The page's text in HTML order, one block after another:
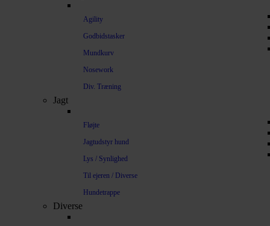
Agility
Godbidstasker
Mundkurv
Nosework
Div. Træning
Jagt
Fløjte
Jagtudstyr hund
Lys / Synlighed
Til ejeren / Diverse
Hundetrappe
Diverse